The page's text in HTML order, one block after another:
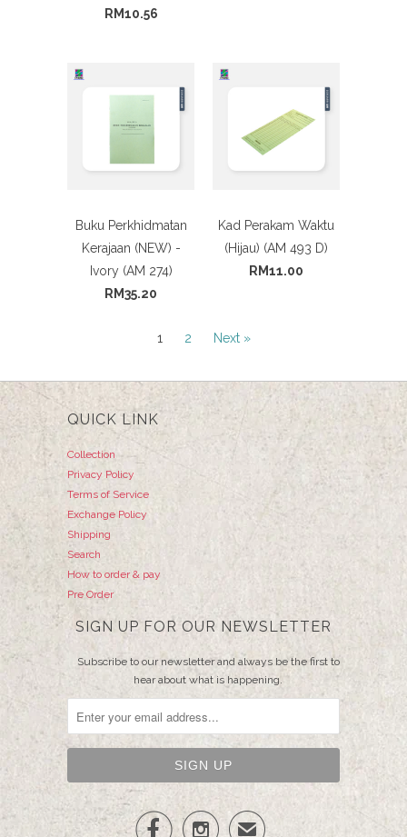
RM10.56
Buku Perkhidmatan
Kerajaan (NEW) -
Ivory (AM 274)
RM35.20
Kad Perakam Waktu
(Hijau) (AM 493 D)
RM11.00
1 2 Next »
QUICK LINK
Collection
Privacy Policy
Terms of Service
Exchange Policy
Shipping
Search
How to order & pay
Pre Order
SIGN UP FOR OUR NEWSLETTER
Subscribe to our newsletter and always be the first to
hear about what is happening.